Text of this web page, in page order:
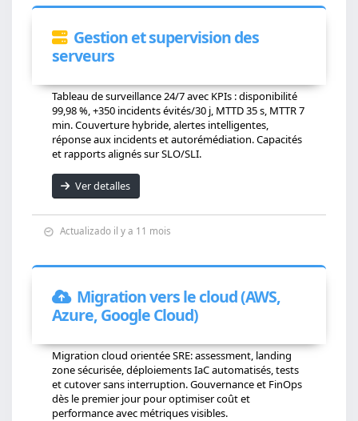
Gestion et supervision des
serveurs
Tableau de surveillance 24/7 avec KPIs : disponibilité
99,98 %, +350 incidents évités/30 j, MTTD 35 s, MTTR 7
min. Couverture hybride, alertes intelligentes,
réponse aux incidents et autorémédiation. Capacités
et rapports alignés sur SLO/SLI.
Ver detalles
Actualizado il y a 11 mois
Migration vers le cloud (AWS,
Azure, Google Cloud)
Migration cloud orientée SRE: assessment, landing
zone sécurisée, déploiements IaC automatisés, tests
et cutover sans interruption. Gouvernance et FinOps
dès le premier jour pour optimiser coût et
performance avec métriques visibles.